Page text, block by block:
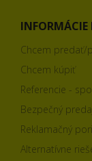
INFORMÁCIE
Chcem predať/
Chcem kúpiť
Referencie -
Bezpečný
Reklamačný
Alternatívne